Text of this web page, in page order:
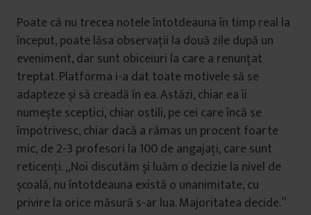
Poate că nu trecea notele întotdeauna în timp real la
început, poate lăsa observații la două zile după un
eveniment, dar sunt obiceiuri la care a renunțat
treptat. Platforma i-a dat toate motivele să se
adapteze și să creadă în ea. Astăzi, chiar ea îi
numește sceptici, chiar ostili, pe cei care încă se
împotrivesc, chiar dacă a rămas un procent foarte
mic, de 2-3 profesori la 100 de angajați, care sunt
reticenți. „Noi discutăm și luăm o decizie la nivel de
școală, nu întotdeauna există o unanimitate, cu
privire la orice măsură s-ar lua. Majoritatea decide.”